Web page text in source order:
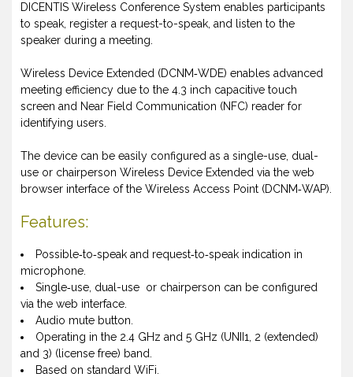
DICENTIS Wireless Conference System enables participants
to speak, register a request-to-speak, and listen to the
speaker during a meeting.
Wireless Device Extended (DCNM‑WDE) enables advanced
meeting efficiency due to the 4.3 inch capacitive touch
screen and Near Field Communication (NFC) reader for
identifying users.
The device can be easily configured as a single-use, dual-
use or chairperson Wireless Device Extended via the web
browser interface of the Wireless Access Point (DCNM‑WAP).
Features:
Possible‑to‑speak and request‑to‑speak indication in
microphone.
Single‑use, dual-use or chairperson can be configured
via the web interface.
Audio mute button.
Operating in the 2.4 GHz and 5 GHz (UNII1, 2 (extended)
and 3) (license free) band.
Based on standard WiFi.